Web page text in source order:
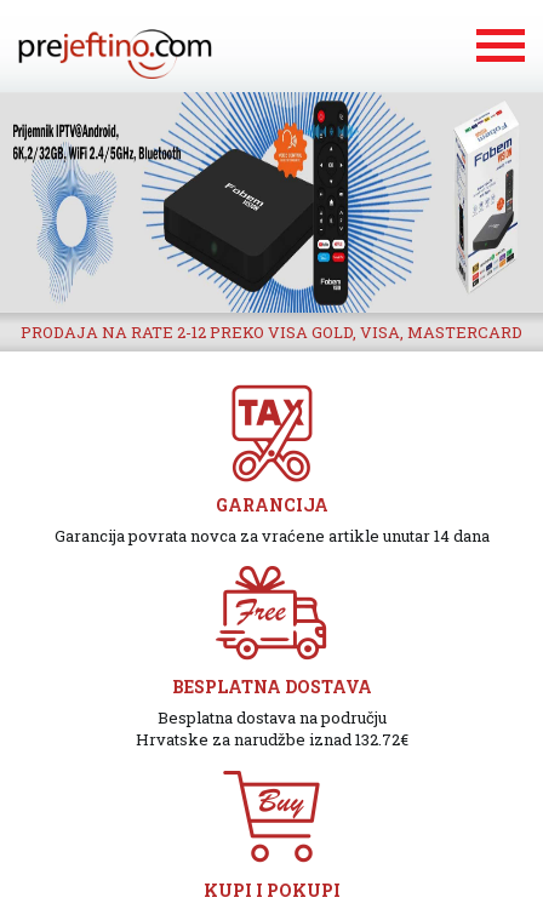
PRODAJA NA RATE 2-12 PREKO VISA GOLD, VISA, MASTERCARD
GARANCIJA
Garancija povrata novca za vraćene artikle unutar 14 dana
BESPLATNA DOSTAVA
Besplatna dostava na području
Hrvatske za narudžbe iznad 132.72€
KUPI I POKUPI